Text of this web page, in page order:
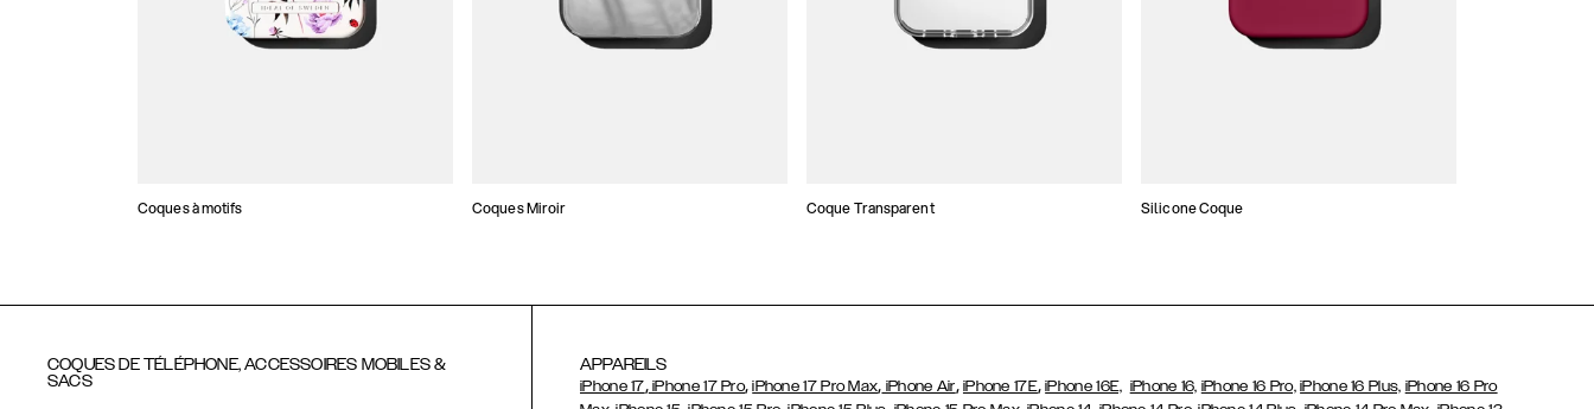
Coques à motifs Coques Miroir Coque Transparent Silicone Coque
COQUES DE TÉLÉPHONE, ACCESSOIRES MOBILES &
SACS
APPAREILS
iPhone 17,iPhone 17 Pro,iPhone 17 Pro Max, iPhone Air, iPhone 17E,iPhone 16E, iPhone 16, iPhone 16 Pro, iPhone 16 Plus, iPhone 16 Pro